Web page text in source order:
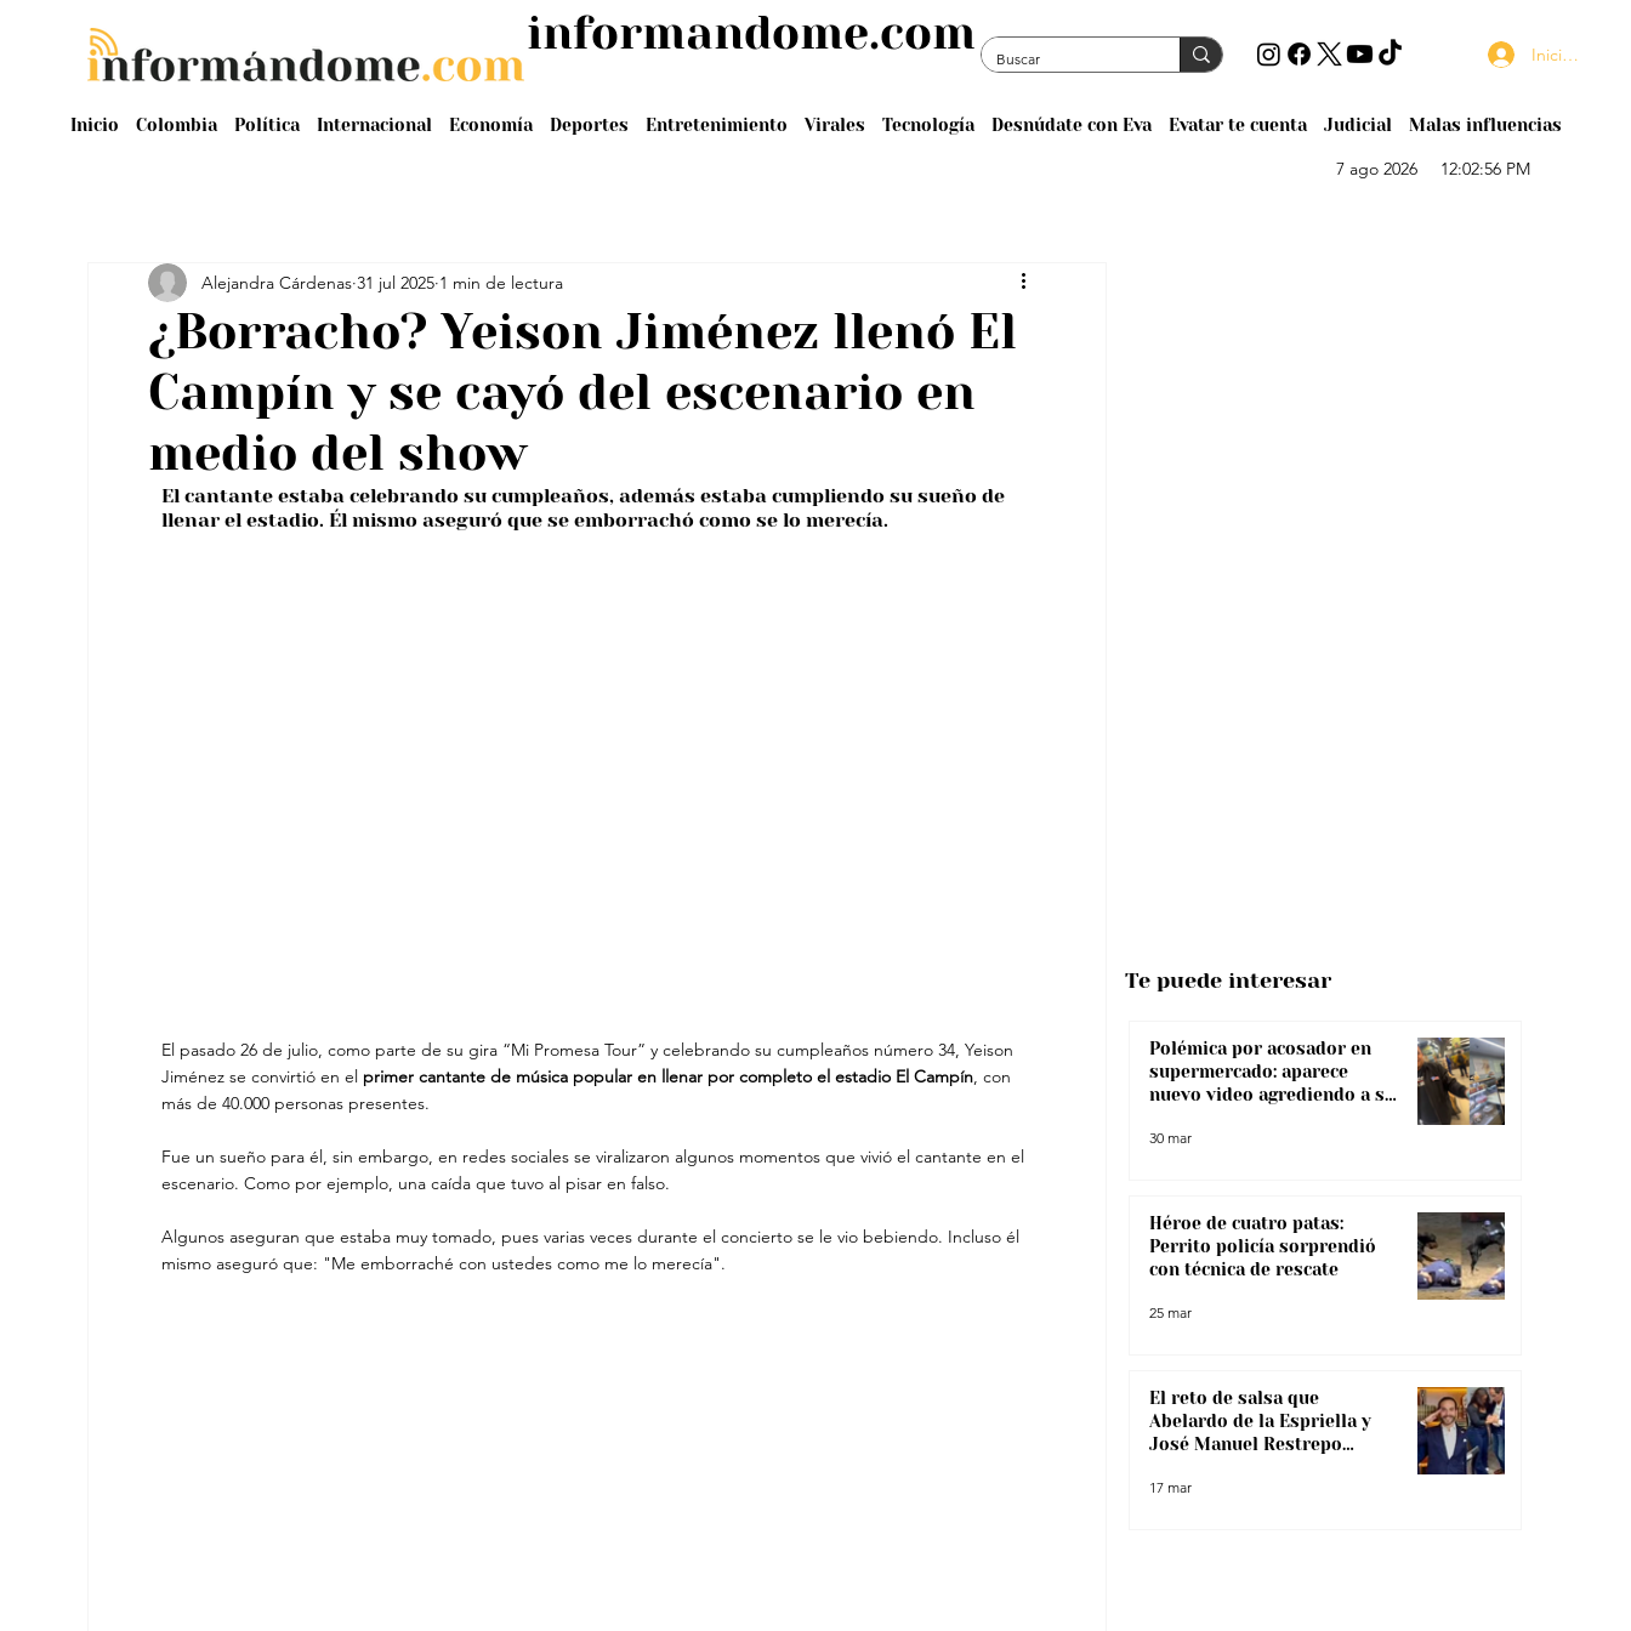
Inicio Colombia Política Internacional Economía Deportes Entretenimiento Virales Tecnología Desnúdate con Eva Evatar te cuenta Judicial Malas influencias
Iniciar sesión
7 ago 2026 12:02:56 PM
informandome.com
¿Borracho? Yeison Jiménez llenó El
Campín y se cayó del escenario en
medio del show
Alejandra Cárdenas 31 jul 2025 1 min de lectura
El cantante estaba celebrando su cumpleaños, además estaba cumpliendo su sueño de
llenar el estadio. Él mismo aseguró que se emborrachó como se lo merecía.
El pasado 26 de julio, como parte de su gira “Mi Promesa Tour” y celebrando su cumpleaños número 34, Yeison
Jiménez se convirtió en el primer cantante de música popular en llenar por completo el estadio El Campín, con
más de 40.000 personas presentes.
Fue un sueño para él, sin embargo, en redes sociales se viralizaron algunos momentos que vivió el cantante en el
escenario. Como por ejemplo, una caída que tuvo al pisar en falso.
Algunos aseguran que estaba muy tomado, pues varias veces durante el concierto se le vio bebiendo. Incluso él
mismo aseguró que: "Me emborraché con ustedes como me lo merecía".
Polémica por acosador en
supermercado: aparece
nuevo video agrediendo a su
30 mar
Héroe de cuatro patas:
Perrito policía sorprendió
con técnica de rescate
25 mar
El reto de salsa que
Abelardo de la Espriella y
José Manuel Restrepo
17 mar
Te puede interesar